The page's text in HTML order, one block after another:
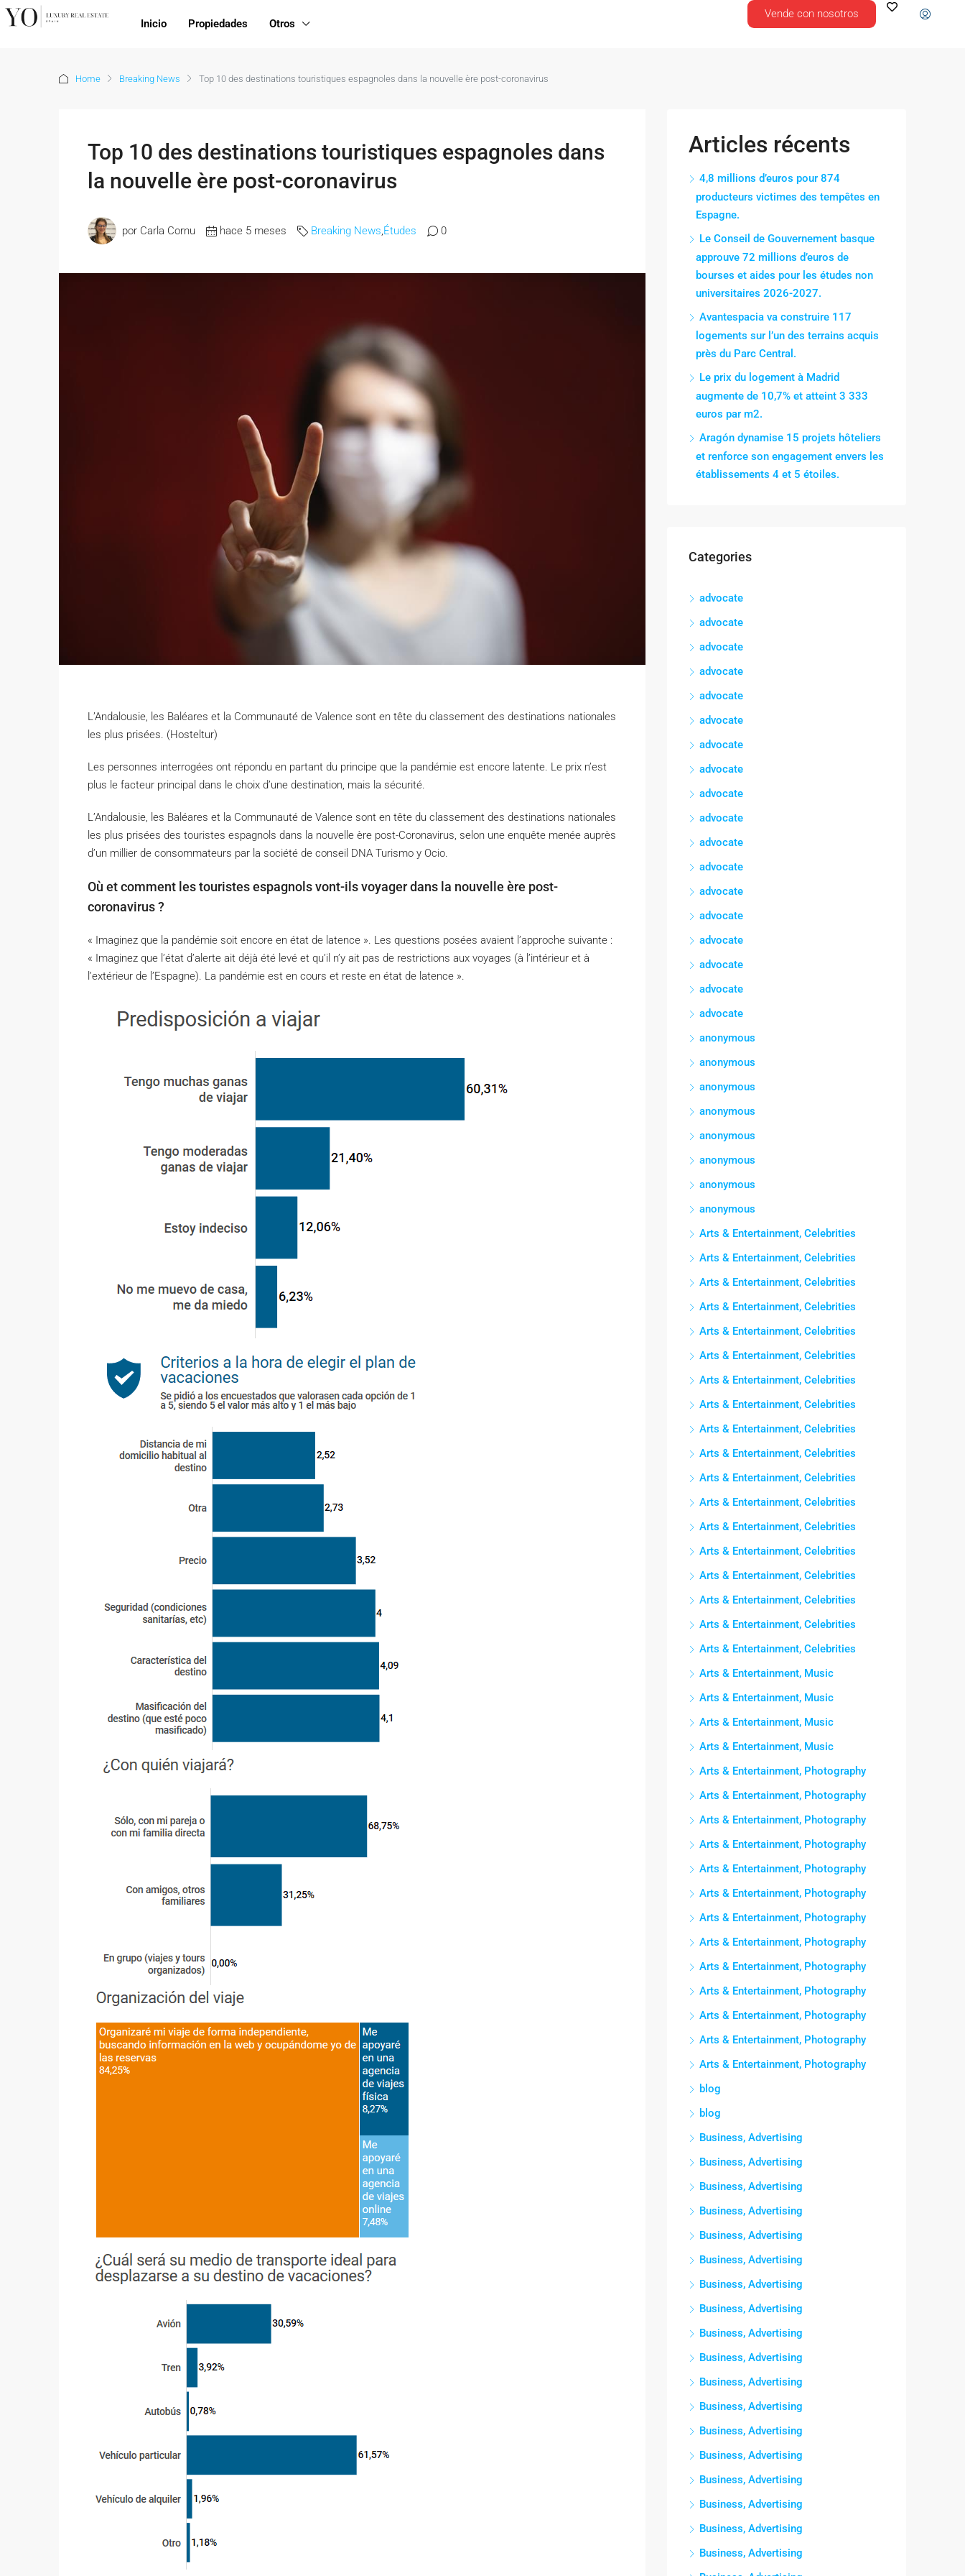
Inicio Propiedades Otros
Vende con nosotros
Home Breaking News Top 10 des destinations touristiques espagnoles dans la nouvelle ère post-coronavirus
Top 10 des destinations touristiques espagnoles dans
la nouvelle ère post-coronavirus
por Carla Cornu hace 5 meses Breaking News Études 0
L’Andalousie, les Baléares et la Communauté de Valence sont en tête du classement des destinations nationales
les plus prisées. (Hosteltur)
Les personnes interrogées ont répondu en partant du principe que la pandémie est encore latente. Le prix n’est
plus le facteur principal dans le choix d’une destination, mais la sécurité.
L’Andalousie, les Baléares et la Communauté de Valence sont en tête du classement des destinations nationales
les plus prisées des touristes espagnols dans la nouvelle ère post-Coronavirus, selon une enquête menée auprès
d’un millier de consommateurs par la société de conseil DNA Turismo y Ocio.
Où et comment les touristes espagnols vont-ils voyager dans la nouvelle ère post-
coronavirus ?
« Imaginez que la pandémie soit encore en état de latence ». Les questions posées avaient l’approche suivante :
« Imaginez que l’état d’alerte ait déjà été levé et qu’il n’y ait pas de restrictions aux voyages (à l’intérieur et à
l’extérieur de l’Espagne). La pandémie est en cours et reste en état de latence ».
Articles récents
4,8 millions d’euros pour 874
producteurs victimes des tempêtes en
Espagne.
Le Conseil de Gouvernement basque
approuve 72 millions d’euros de
bourses et aides pour les études non
universitaires 2026-2027.
Avantespacia va construire 117
logements sur l’un des terrains acquis
près du Parc Central.
Le prix du logement à Madrid
augmente de 10,7% et atteint 3 333
euros par m2.
Aragón dynamise 15 projets hôteliers
et renforce son engagement envers les
établissements 4 et 5 étoiles.
Categories
advocate
advocate
advocate
advocate
advocate
advocate
advocate
advocate
advocate
advocate
advocate
advocate
advocate
advocate
advocate
advocate
advocate
advocate
anonymous
anonymous
anonymous
anonymous
anonymous
anonymous
anonymous
anonymous
Arts & Entertainment, Celebrities
Arts & Entertainment, Celebrities
Arts & Entertainment, Celebrities
Arts & Entertainment, Celebrities
Arts & Entertainment, Celebrities
Arts & Entertainment, Celebrities
Arts & Entertainment, Celebrities
Arts & Entertainment, Celebrities
Arts & Entertainment, Celebrities
Arts & Entertainment, Celebrities
Arts & Entertainment, Celebrities
Arts & Entertainment, Celebrities
Arts & Entertainment, Celebrities
Arts & Entertainment, Celebrities
Arts & Entertainment, Celebrities
Arts & Entertainment, Celebrities
Arts & Entertainment, Celebrities
Arts & Entertainment, Celebrities
Arts & Entertainment, Music
Arts & Entertainment, Music
Arts & Entertainment, Music
Arts & Entertainment, Music
Arts & Entertainment, Photography
Arts & Entertainment, Photography
Arts & Entertainment, Photography
Arts & Entertainment, Photography
Arts & Entertainment, Photography
Arts & Entertainment, Photography
Arts & Entertainment, Photography
Arts & Entertainment, Photography
Arts & Entertainment, Photography
Arts & Entertainment, Photography
Arts & Entertainment, Photography
Arts & Entertainment, Photography
Arts & Entertainment, Photography
blog
blog
Business, Advertising
Business, Advertising
Business, Advertising
Business, Advertising
Business, Advertising
Business, Advertising
Business, Advertising
Business, Advertising
Business, Advertising
Business, Advertising
Business, Advertising
Business, Advertising
Business, Advertising
Business, Advertising
Business, Advertising
Business, Advertising
Business, Advertising
Business, Advertising